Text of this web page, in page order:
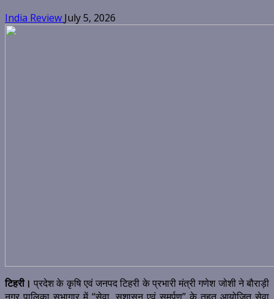
India Review July 5, 2026
टिहरी। प्रदेश के कृषि एवं जनपद टिहरी के प्रभारी मंत्री गणेश जोशी ने बौराड़ी